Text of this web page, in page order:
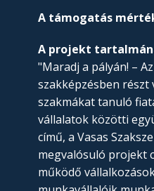
A támogatás
A projekt
"Maradj a pályán! –
szakképzésben részt
szakmákat tanuló
vállalatok közötti
című, a Vasas
megvalósuló projekt
működő